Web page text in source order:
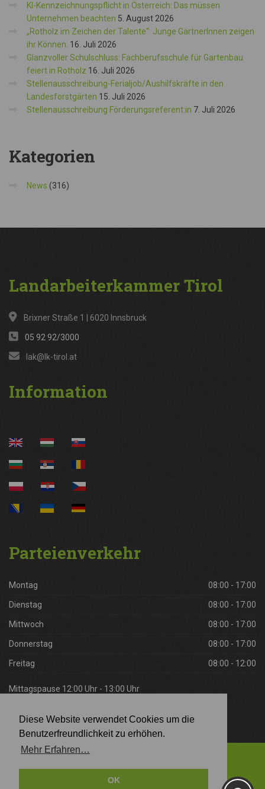
Diese Website verwendet Cookies um die
Benutzerfreundlichkeit zu erhöhen.
Mehr Erfahren…
OK
KI-Kennzeichnungspflicht in Österreich: Das müssen
Unternehmen beachten 5. August 2026
„Rotholz im Zeichen der Talente“: Junge GärtnerInnen zeigen
ihr Können. 16. Juli 2026
Glanzvoller Schulschluss: Fachberufsschule für Gartenbau
feiert in Rotholz 16. Juli 2026
Stellenausschreibung-Ferialjob/Aushilfskräfte in den
Landesforstgärten 15. Juli 2026
Stellenausschreibung Förderungsreferent:in 7. Juli 2026
Kategorien
News (316)
LandarbeiterkammerTirol
Brixner Straße 1 | 6020 Innsbruck
05 92 92/3000
lak@lk-tirol.at
Information
Parteienverkehr
Montag 08:00 - 17:00
Dienstag 08:00 - 17:00
Mittwoch 08:00 - 17:00
Donnerstag 08:00 - 17:00
Freitag 08:00 - 12:00
Mittagspause 12:00 Uhr - 13:00 Uhr
DATENSCHUTZ